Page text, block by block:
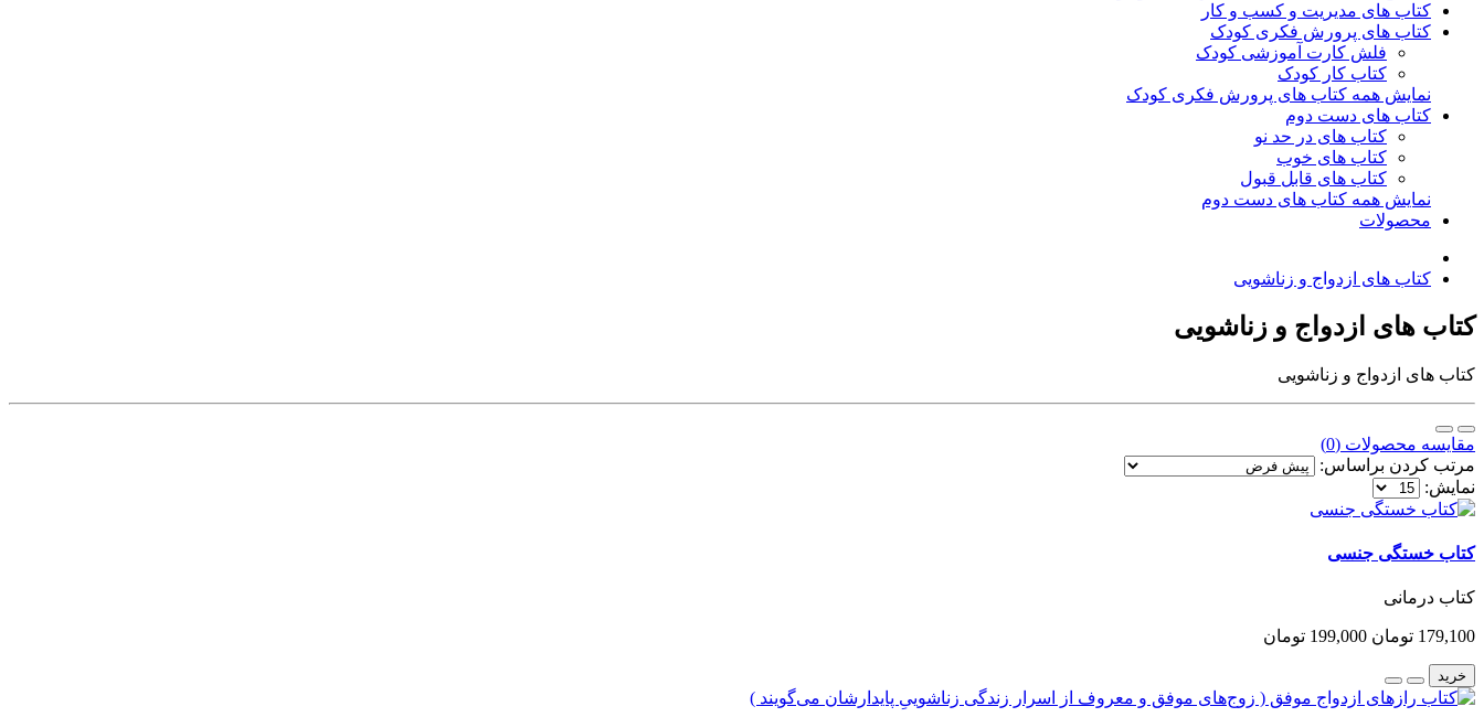
کتاب های مدیریت و کسب و کار
کتاب های پرورش فکری کودک
فلش کارت آموزشی کودک
کتاب کار کودک
نمایش همه کتاب های پرورش فکری کودک
کتاب های دست دوم
کتاب های در حد نو
کتاب های خوب
کتاب های قابل قبول
نمایش همه کتاب های دست دوم
محصولات
کتاب های ازدواج و زناشویی
کتاب های ازدواج و زناشویی
کتاب های ازدواج و زناشویی
مقایسه محصولات (0)
مرتب کردن براساس:
نمایش:
کتاب خستگی جنسی
کتاب درمانی
179,100 تومان 199,000 تومان
خرید